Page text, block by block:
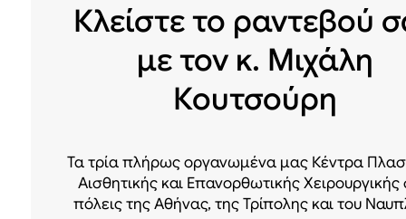
Κλείστε το ραντεβού
με τον κ. Μιχάλη
Κουτσούρη
Τα τρία πλήρως οργανωμένα μας Κέντρα
Αισθητικής και Επανορθωτικής Χειρουργικής
πόλεις της Αθήνας, της Τρίπολης και του